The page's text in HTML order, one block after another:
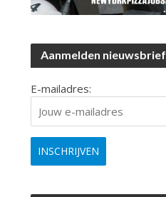
Aanmelden nieuwsbrief
E-mailadres: